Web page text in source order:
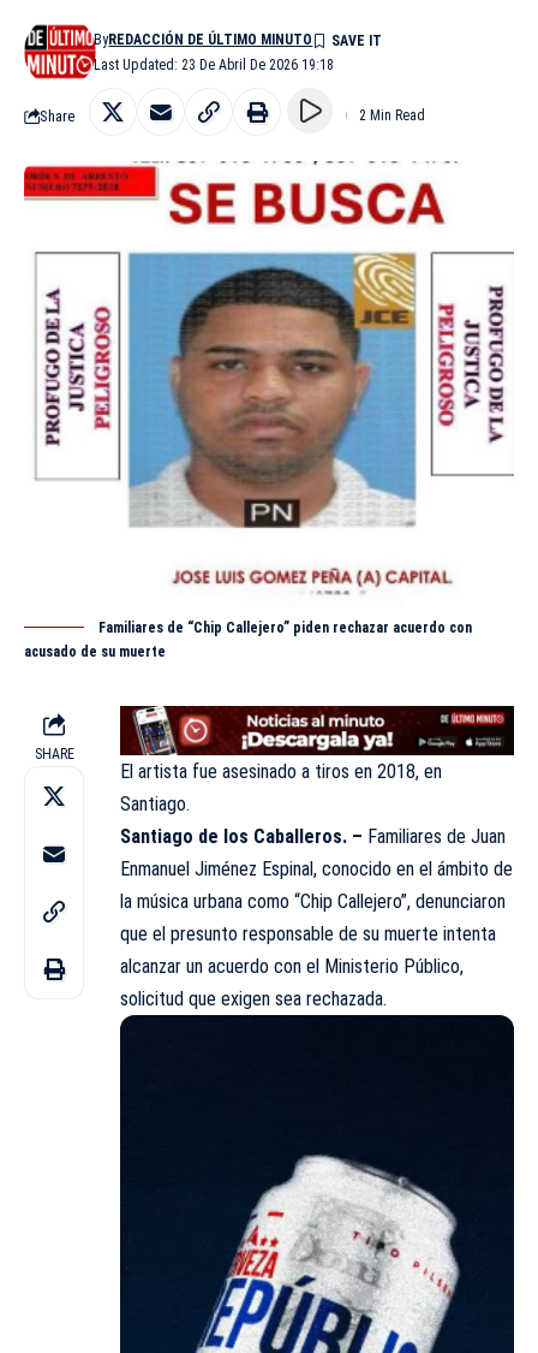
Last Updated: 23 De Abril De 2026 19:18
ByREDACCIÓN DE ÚLTIMO MINUTO
Share 2 Min Read
Familiares de “Chip Callejero” piden rechazar acuerdo con
acusado de su muerte
SHARE
El artista fue asesinado a tiros en 2018, en
Santiago.
Santiago de los Caballeros. – Familiares de Juan
Enmanuel Jiménez Espinal, conocido en el ámbito de
la música urbana como “Chip Callejero”, denunciaron
que el presunto responsable de su muerte intenta
alcanzar un acuerdo con el Ministerio Público,
solicitud que exigen sea rechazada.